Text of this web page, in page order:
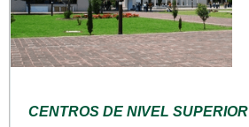
CENTROS DE NIVEL SUPERIOR